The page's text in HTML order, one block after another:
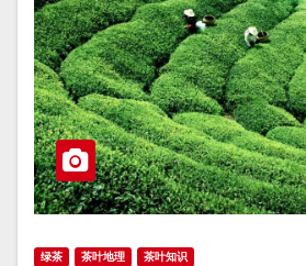
绿茶 茶叶地理 茶叶知识